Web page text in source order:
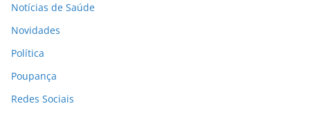
Notícias de Saúde
Novidades
Política
Poupança
Redes Sociais